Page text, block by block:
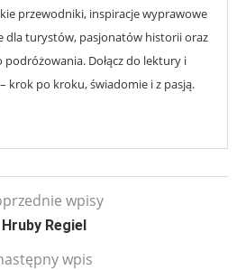
przewodniki, inspiracje wyprawowe
dla turystów, pasjonatów historii oraz
Dołącz do lektury i
krok po kroku, świadomie i z pasją.
wpisy
Hruby Regiel
wpis